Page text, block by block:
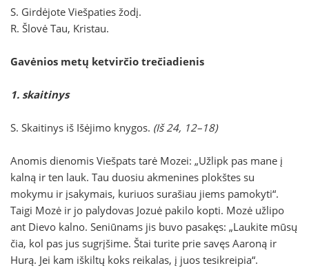
S. Girdėjote Viešpaties žodį.
R. Šlovė Tau, Kristau.
Gavėnios metų ketvirčio trečiadienis
1. skaitinys
S. Skaitinys iš Išėjimo knygos. (Iš 24, 12–18)
Anomis dienomis Viešpats tarė Mozei: „Užlipk pas mane į
kalną ir ten lauk. Tau duosiu akmenines plokštes su
mokymu ir įsakymais, kuriuos surašiau jiems pamokyti“.
Taigi Mozė ir jo palydovas Jozuė pakilo kopti. Mozė užlipo
ant Dievo kalno. Seniūnams jis buvo pasakęs: „Laukite mūsų
čia, kol pas jus sugrįšime. Štai turite prie savęs Aaroną ir
Hurą. Jei kam iškiltų koks reikalas, į juos tesikreipia“.